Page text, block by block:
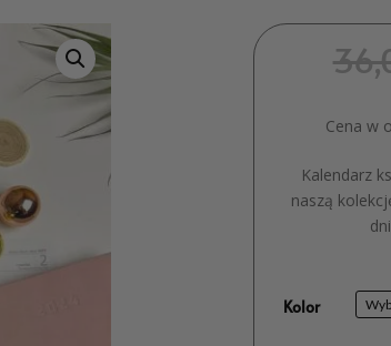
Cena w
Kalendarz
naszą
Kolor